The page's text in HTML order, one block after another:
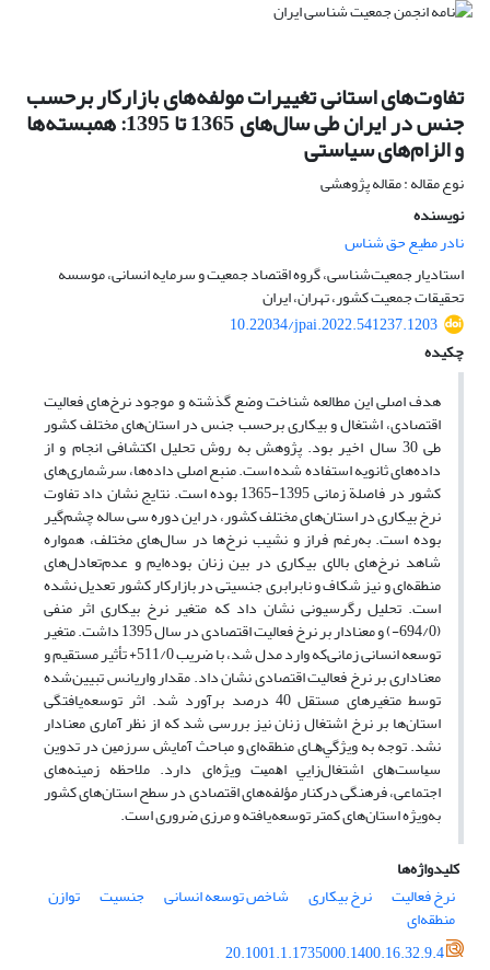
تفاوت‌های استانی تغییرات مولفه‌های بازارکار برحسب
جنس در ایران طی سال‌های 1365 تا 1395: همبسته‌ها
و الزام‌های سیاستی
نوع مقاله : مقاله پژوهشی
نویسنده
نادر مطیع حق شناس
استادیار جمعیت‌شناسی، گروه اقتصاد جمعیت و سرمایه انسانی، موسسه
تحقیقات جمعیت کشور، تهران، ایران
10.22034/jpai.2022.541237.1203
چکیده
هدف اصلی این ‌مطالعه شناخت وضع گذشته و موجود نرخ‌های فعالیت
اقتصادی، اشتغال و بیکاری برحسب جنس در استان‌های مختلف کشور
طی 30 سال اخیر بود. پژوهش به روش تحلیل اکتشافی انجام و از
داده‌های ثانویه استفاده شده است. منبع اصلی داده‌ها، سرشماری‌های
کشور در فاصلة زمانی 1395-1365 بوده است. نتایج نشان داد تفاوت
نرخ بیکاری در استان‌های مختلف کشور، در این دوره سی ساله چشم‌گیر
بوده است. به‌رغم فراز و نشیب نرخ‌ها در سال‌های مختلف، همواره
شاهد ‌‌نرخ‌های بالای بیکاری در بین زنان بوده‌ایم و عدم‌تعادل‌های
منطقه‌ای و نیز شکاف و نابرابری جنسیتی در بازارکار کشور تعدیل نشده
است. تحلیل رگرسیونی نشان داد که متغیر نرخ بیکاری اثر‌ منفی
(694/0-) و معنادار بر نرخ فعالیت اقتصادی در سال 1395 داشت. متغیر
توسعه انسانی زمانی‌که وارد مدل شد، با ضریب 511/0+ تأثیر مستقیم و
معناداری بر نرخ فعالیت اقتصادی نشان داد. مقدار واریانس تبیین‌شده
توسط متغیرهای مستقل 40 درصد برآورد شد. اثر توسعه‌یافتگی
استان‌ها بر نرخ اشتغال زنان نیز بررسی شد که از نظر آماری معنادار
نشد. ﺗﻮﺟﻪ ﺑﻪ وﻳﮋﮔﻲﻫـﺎی ﻣﻨﻄﻘﻪ‌ای و ﻣﺒﺎﺣﺚ آﻣﺎﻳﺶ ﺳﺮزﻣﻴﻦ در ﺗﺪوﻳﻦ
ﺳﻴﺎﺳﺖ‌ﻫﺎی اﺷﺘﻐﺎل‌زاﻳﻲ اﻫﻤﻴﺖ وﻳﮋه‌ای ‌دارد. ملاحظه ‌زمینه‌های
اجتماعی، فرهنگی درکنار مؤلفه‌های اقتصادی در سطح استان‌های کشور
به‌ویژه استان‌های کمتر توسعه‌یافته و مرزی ضروری است.
کلیدواژه‌ها
نرخ فعالیت
نرخ بیکاری شاخص توسعه انسانی جنسیت توازن
منطقه‌ای
20.1001.1.1735000.1400.16.32.9.4